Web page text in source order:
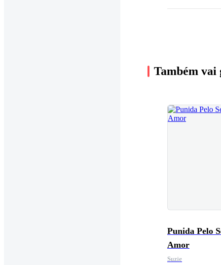
Também vai
Punida Pelo
Amor
Suzie